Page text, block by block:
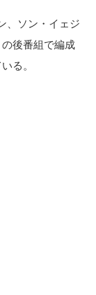
、ソン・イェジ
後番組で編成
る。